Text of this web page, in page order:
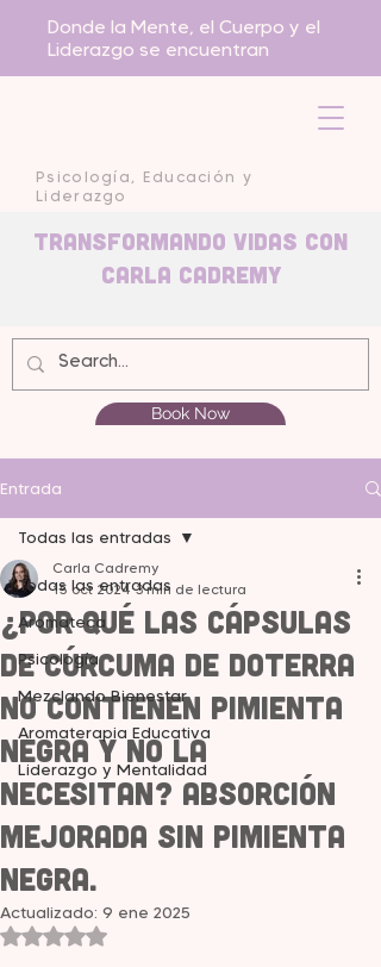
Psicología, Educación y
Liderazgo
Donde la Mente, el Cuerpo y el
Liderazgo se encuentran
Transformando Vidas con
carla Cadremy
Book Now
Entrada
Todas las entradas
Aromateca
Psicología
Mezclando Bienestar
Aromaterapia Educativa
Liderazgo y Mentalidad
Todas las entradas
¿Por qué las Cápsulas
de Cúrcuma de doTERRA
no contienen Pimienta
Negra y no la
necesitan? Absorción
mejorada sin pimienta
negra.
Carla Cadremy
15 oct 2024 3 min de lectura
Actualizado: 9 ene 2025
Obtuvo NaN de 5 estrellas.